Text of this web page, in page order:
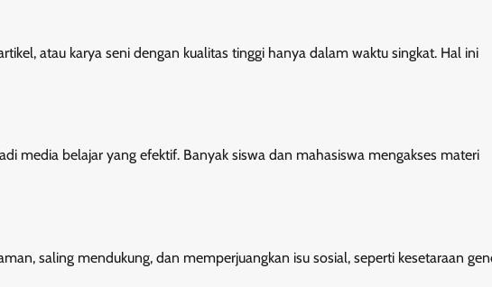
atau karya seni dengan kualitas tinggi hanya dalam waktu singkat. Hal ini
media belajar yang efektif. Banyak siswa dan mahasiswa mengakses materi
saling mendukung, dan memperjuangkan isu sosial, seperti kesetaraan